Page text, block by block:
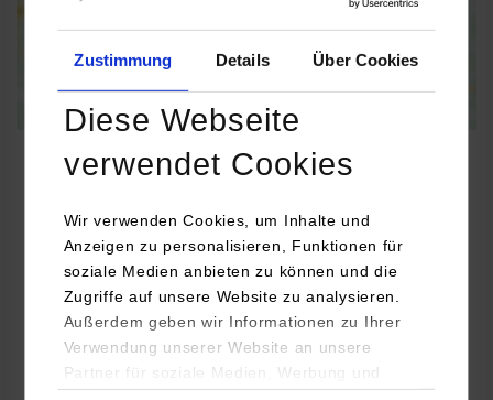
Zustimmung Details Über Cookies
Diese Webseite
verwendet Cookies
Wir verwenden Cookies, um Inhalte und
Anzeigen zu personalisieren, Funktionen für
soziale Medien anbieten zu können und die
Zugriffe auf unsere Website zu analysieren.
Außerdem geben wir Informationen zu Ihrer
Verwendung unserer Website an unsere
Partner für soziale Medien, Werbung und
Embedded Systems / General Engineering
pulsatrix gmbh
Bebelsbergstr. 31
71088 Holzgerlingen
Lena Bausch